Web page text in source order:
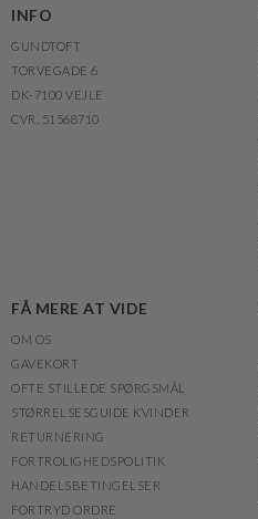
INFO
GUNDTOFT
TORVEGADE 6
DK-7100 VEJLE
CVR. 51568710
FÅ MERE AT VIDE
OM OS
GAVEKORT
OFTE STILLEDE SPØRGSMÅL
STØRRELSESGUIDE KVINDER
RETURNERING
FORTROLIGHEDSPOLITIK
HANDELSBETINGELSER
FORTRYD ORDRE